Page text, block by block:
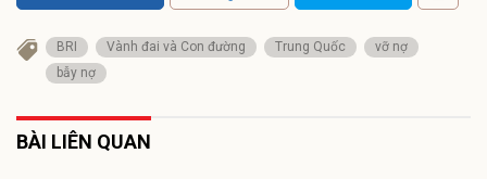
BRI Vành đai và Con đường Trung Quốc
vỡ nợ
bẫy nợ
BÀI LIÊN QUAN